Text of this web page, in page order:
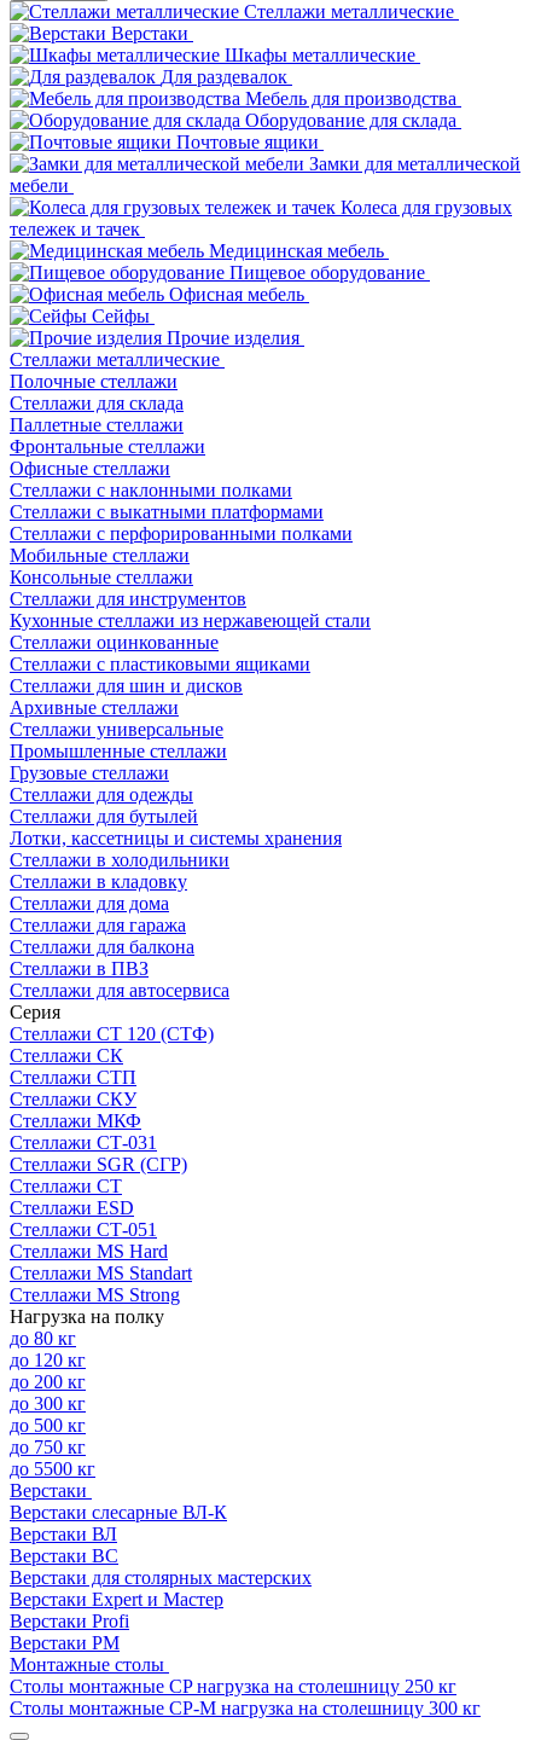
Стеллажи металлические
Верстаки
Шкафы металлические
Для раздевалок
Мебель для производства
Оборудование для склада
Почтовые ящики
Замки для металлической
мебели
Колеса для грузовых
тележек и тачек
Медицинская мебель
Пищевое оборудование
Офисная мебель
Сейфы
Прочие изделия
Стеллажи металлические
Полочные стеллажи
Стеллажи для склада
Паллетные стеллажи
Фронтальные стеллажи
Офисные стеллажи
Стеллажи с наклонными полками
Стеллажи с выкатными платформами
Стеллажи с перфорированными полками
Мобильные стеллажи
Консольные стеллажи
Стеллажи для инструментов
Кухонные стеллажи из нержавеющей стали
Стеллажи оцинкованные
Стеллажи с пластиковыми ящиками
Стеллажи для шин и дисков
Архивные стеллажи
Стеллажи универсальные
Промышленные стеллажи
Грузовые стеллажи
Стеллажи для одежды
Стеллажи для бутылей
Лотки, кассетницы и системы хранения
Стеллажи в холодильники
Стеллажи в кладовку
Стеллажи для дома
Стеллажи для гаража
Стеллажи для балкона
Стеллажи в ПВЗ
Стеллажи для автосервиса
Серия
Стеллажи СТ 120 (СТФ)
Стеллажи СК
Стеллажи СТП
Стеллажи СКУ
Стеллажи МКФ
Стеллажи СТ-031
Стеллажи SGR (СГР)
Стеллажи СТ
Стеллажи ESD
Стеллажи СТ-051
Стеллажи MS Hard
Стеллажи MS Standart
Стеллажи MS Strong
Нагрузка на полку
до 80 кг
до 120 кг
до 200 кг
до 300 кг
до 500 кг
до 750 кг
до 5500 кг
Верстаки
Верстаки слесарные ВЛ-К
Верстаки ВЛ
Верстаки ВС
Верстаки для столярных мастерских
Верстаки Expert и Мастер
Верстаки Profi
Верстаки РМ
Монтажные столы
Столы монтажные СP нагрузка на столешницу 250 кг
Столы монтажные СР-М нагрузка на столешницу 300 кг